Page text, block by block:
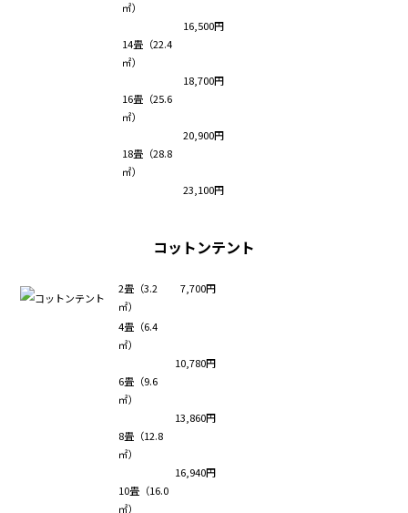
㎡）
16,500円
14畳（22.4
㎡）
18,700円
16畳（25.6
㎡）
20,900円
18畳（28.8
㎡）
23,100円
コットンテント
2畳（3.2
㎡）
7,700円
4畳（6.4
㎡）
10,780円
6畳（9.6
㎡）
13,860円
8畳（12.8
㎡）
16,940円
10畳（16.0
㎡）